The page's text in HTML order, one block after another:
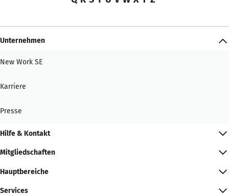
Unternehmen
New Work SE
Karriere
Presse
Hilfe & Kontakt
Mitgliedschaften
Hauptbereiche
Services